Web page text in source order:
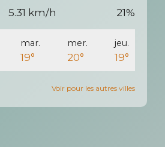
5.31 km/h 21%
mar.
19°
mer.
20°
jeu.
19°
Voir pour les autres villes